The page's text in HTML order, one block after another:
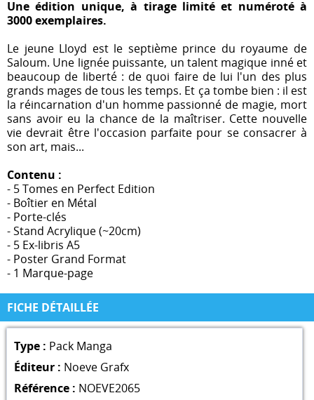
Une édition unique, à tirage limité et numéroté à
3000 exemplaires.
Le jeune Lloyd est le septième prince du royaume de
Saloum. Une lignée puissante, un talent magique inné et
beaucoup de liberté : de quoi faire de lui l'un des plus
grands mages de tous les temps. Et ça tombe bien : il est
la réincarnation d'un homme passionné de magie, mort
sans avoir eu la chance de la maîtriser. Cette nouvelle
vie devrait être l'occasion parfaite pour se consacrer à
son art, mais...
Contenu :
- 5 Tomes en Perfect Edition
- Boîtier en Métal
- Porte-clés
- Stand Acrylique (~20cm)
- 5 Ex-libris A5
- Poster Grand Format
- 1 Marque-page
FICHE DÉTAILLÉE
Type : Pack Manga
Éditeur : Noeve Grafx
Référence : NOEVE2065